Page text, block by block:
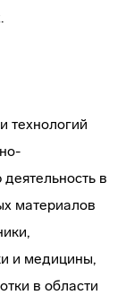
технологий
в
материалов
и медицины,
в области